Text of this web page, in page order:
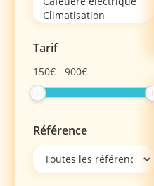
Tarif
150€ -900€
Référence